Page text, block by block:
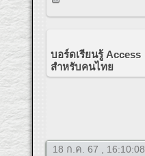
บอร์ดเรียนรู้ Access
สำหรับคนไทย
18 ก.ค. 67 , 16:10:08